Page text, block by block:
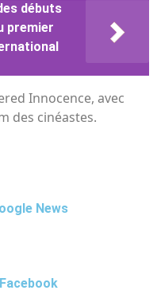
débuts
premier
Innocence, avec
des cinéastes.
News